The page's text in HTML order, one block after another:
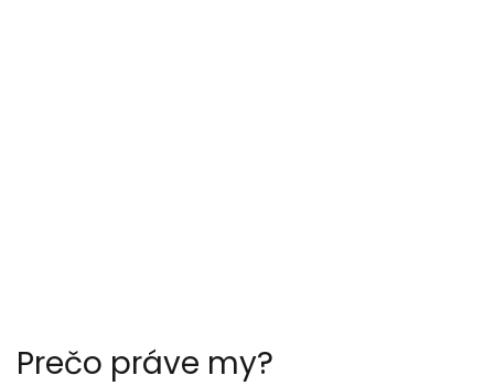
Prečo práve my?